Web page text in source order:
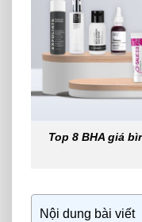
Top 8 BHA giá
Nội dung bài viết